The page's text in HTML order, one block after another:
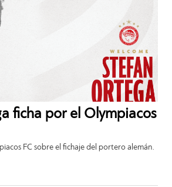
ficha por el Olympiacos
FC sobre el fichaje del portero alemán.